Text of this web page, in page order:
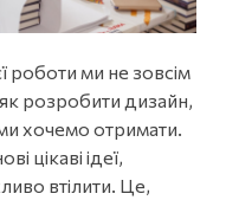
роботи ми не зовсім
розробити дизайн,
хочемо отримати.
цікаві ідеї,
втілити. Це,